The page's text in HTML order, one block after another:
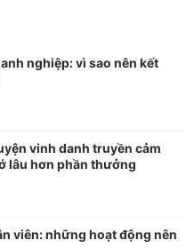
nghiệp: vì sao nên kết
vinh danh truyền cảm
lâu hơn phần thưởng
viên: những hoạt động nên